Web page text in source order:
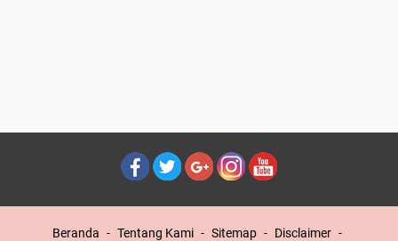
Beranda Tentang Kami Sitemap Disclaimer